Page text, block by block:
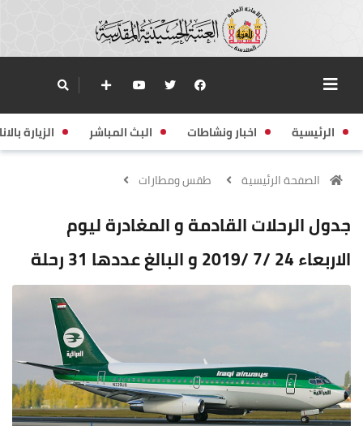
الرئيسية اخبار ونشاطات البث المباشر الزيارة
الصفحة الرئيسية طقس ومطارات
جدول الرحلات القادمة و المغادرة ليوم
الاربعاء 24 /7 /2019 و البالغ عددها 31 رحلة